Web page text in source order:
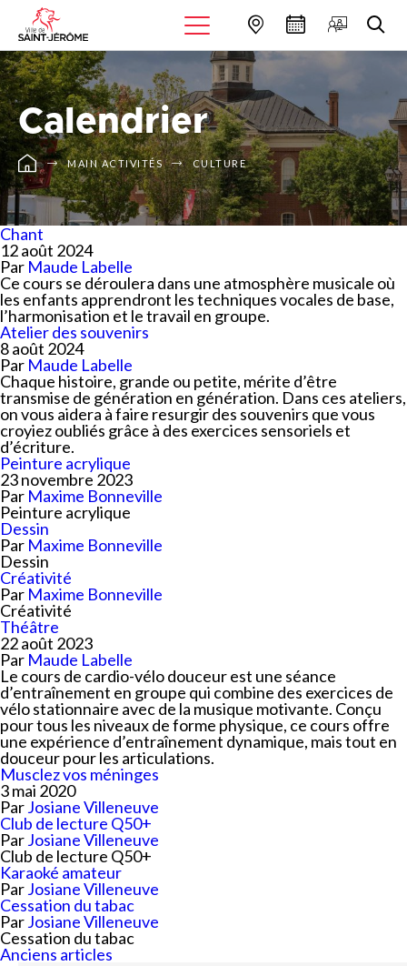
Calendrier
MAIN ACTIVITÉS CULTURE
Chant
12 août 2024
Par Maude Labelle
Ce cours se déroulera dans une atmosphère musicale où
les enfants apprendront les techniques vocales de base,
l’harmonisation et le travail en groupe.
Atelier des souvenirs
8 août 2024
Par Maude Labelle
Chaque histoire, grande ou petite, mérite d’être
transmise de génération en génération. Dans ces ateliers,
on vous aidera à faire resurgir des souvenirs que vous
croyiez oubliés grâce à des exercices sensoriels et
d’écriture.
Peinture acrylique
23 novembre 2023
Par Maxime Bonneville
Peinture acrylique
Dessin
Par Maxime Bonneville
Dessin
Créativité
Par Maxime Bonneville
Créativité
Théâtre
22 août 2023
Par Maude Labelle
Le cours de cardio-vélo douceur est une séance
d’entraînement en groupe qui combine des exercices de
vélo stationnaire avec de la musique motivante. Conçu
pour tous les niveaux de forme physique, ce cours offre
une expérience d’entraînement dynamique, mais tout en
douceur pour les articulations.
Musclez vos méninges
3 mai 2020
ParJosiane Villeneuve
Club de lecture Q50+
ParJosiane Villeneuve
Club de lecture Q50+
Karaoké amateur
ParJosiane Villeneuve
Cessation du tabac
ParJosiane Villeneuve
Cessation du tabac
Navigation
Anciens articles